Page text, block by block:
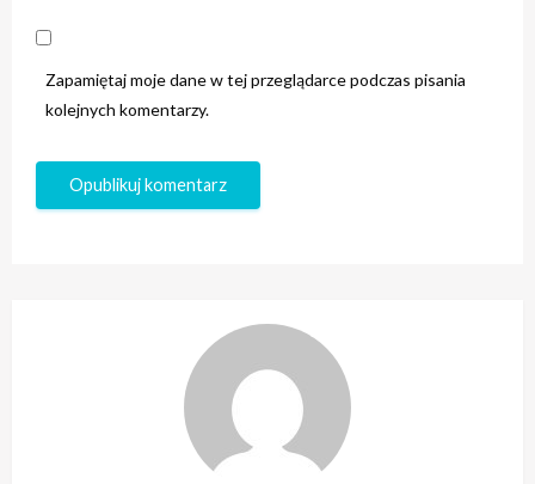
Zapamiętaj moje dane w tej przeglądarce podczas pisania
kolejnych komentarzy.